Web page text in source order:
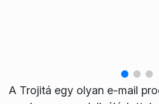
A Trojitá egy olyan e-mail